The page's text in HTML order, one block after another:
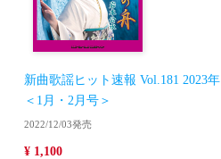
新曲歌謡ヒット速報 Vol.181 2023年
＜1月・2月号＞
2022/12/03発売
¥ 1,100